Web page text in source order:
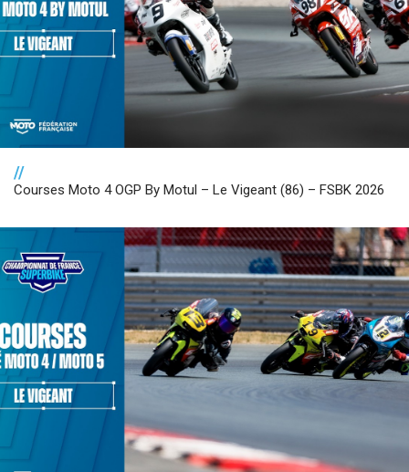
//
Courses Moto 4 OGP By Motul – Le Vigeant (86) – FSBK 2026